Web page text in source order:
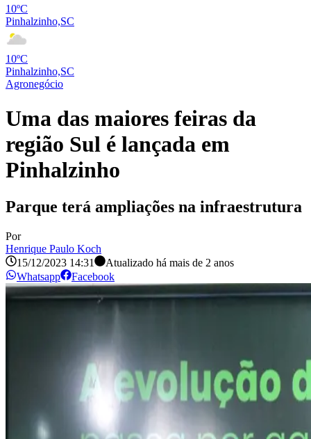
10ºC
Pinhalzinho,SC
10ºC
Pinhalzinho,SC
Agronegócio
Uma das maiores feiras da
região Sul é lançada em
Pinhalzinho
Parque terá ampliações na infraestrutura
Por
Henrique Paulo Koch
15/12/2023 14:31
Atualizado há mais de 2 anos
Whatsapp
Facebook